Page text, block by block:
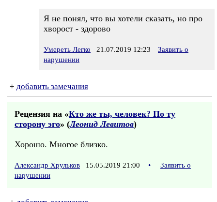
Я не понял, что вы хотели сказать, но про
хворост - здорово
Умереть Легко 21.07.2019 12:23
Заявить о
нарушении
+ добавить замечания
Рецензия на «Кто же ты, человек? По ту
сторону эго» (Леонид Левитов)
Хорошо. Многое близко.
Александр Хрульков 15.05.2019 21:00 •
Заявить о
нарушении